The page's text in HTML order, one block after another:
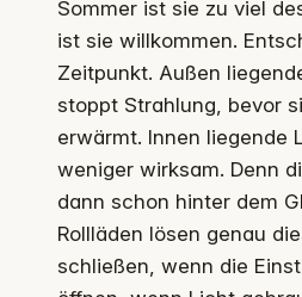
Sommer ist sie zu viel
ist sie willkommen.
Zeitpunkt. Außen
stoppt Strahlung, bevor
erwärmt. Innen liegende
weniger wirksam. Denn
dann schon hinter dem
Rollläden lösen genau
schließen, wenn die